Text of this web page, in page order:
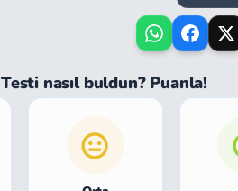
Testi nasıl buldun? Puanla!